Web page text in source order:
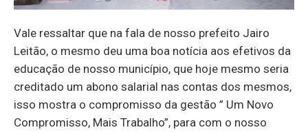
Vale ressaltar que na fala de nosso prefeito Jairo
Leitão, o mesmo deu uma boa notícia aos efetivos da
educação de nosso município, que hoje mesmo seria
creditado um abono salarial nas contas dos mesmos,
isso mostra o compromisso da gestão ” Um Novo
Compromisso, Mais Trabalho”, para com o nosso